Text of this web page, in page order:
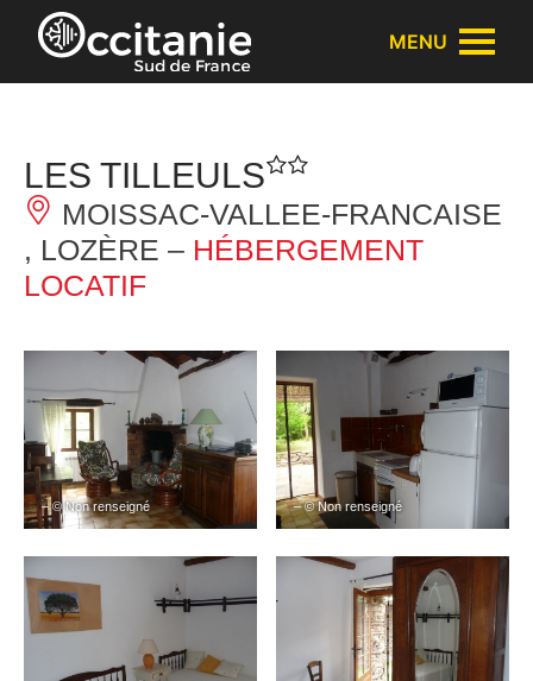
Panneau de gestion des cookies
MENU
LES TILLEULS
MOISSAC-VALLEE-FRANCAISE
, LOZÈRE – HÉBERGEMENT
LOCATIF
– © Non renseigné – © Non renseigné